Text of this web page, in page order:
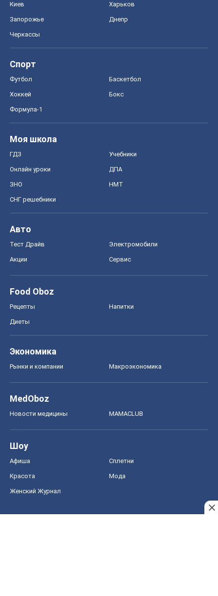
Киев Харьков
Запорожье Днепр
Черкассы
Спорт
Футбол Баскетбол
Хоккей Бокс
Формула-1
Моя школа
ГДЗ Учебники
Онлайн уроки ДПА
ЗНО НМТ
СНГ решебники
Авто
Тест Драйв Электромобили
Акции Сервис
Food Oboz
Рецепты Напитки
Диеты
Экономика
Рынки и компании Mакроэкономика
MedOboz
Новости медицины MAMACLUB
Шоу
Афиша Сплетни
Красота Мода
Женский Журнал